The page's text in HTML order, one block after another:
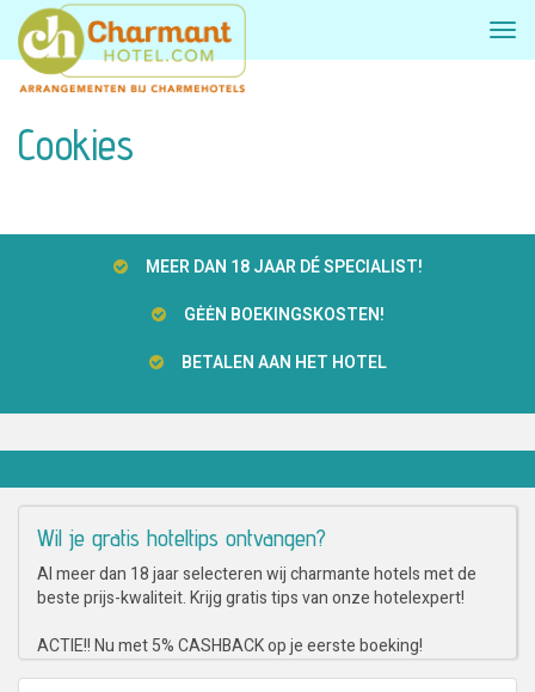
Cookies
MEER DAN 18 JAAR DÉ SPECIALIST!
GĖĖN BOEKINGSKOSTEN!
BETALEN AAN HET HOTEL
Wil je gratis hoteltips ontvangen?
Al meer dan 18 jaar selecteren wij charmante hotels met de
beste prijs-kwaliteit. Krijg gratis tips van onze hotelexpert!
ACTIE!! Nu met 5% CASHBACK op je eerste boeking!